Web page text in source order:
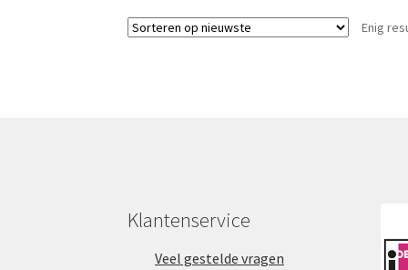
DezeEnig
Klantenservice
Veel gestelde vragen